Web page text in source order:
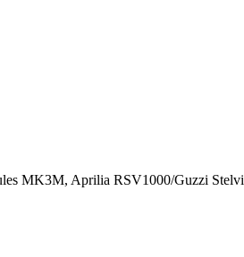
MK3M, Aprilia RSV1000/Guzzi Stelvi